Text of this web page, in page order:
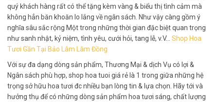
quý khách hàng rất có thể tặng kèm vàng & biểu thị tình cảm mà
không hẳn băn khoăn lo lắng về ngân sách. Như vậy càng gồm ý
nghĩa sâu sắc rộng Một trong những thời gian đặc biệt quan trọng
như sanh nhật, kỷ niệm, tình yêu, cưới hỏi, tang lễ, v.V… Shop Hoa
Tươi Gần Tại Bảo Lâm Lâm Đồng
Với sự đa dạng dòng sản phẩm, Thương Mại & dịch Vụ có lợi &
Ngân sách phù hợp, shop hoa tuoi giá rẻ là 1 trong giữa những hệ
trọng sở hữu hoa tươi đc nhiều bạn lòng tin & lựa chọn. Hãy tới và
hưởng thụ để có những dòng sản phẩm hoa tươi sáng, chất lượng